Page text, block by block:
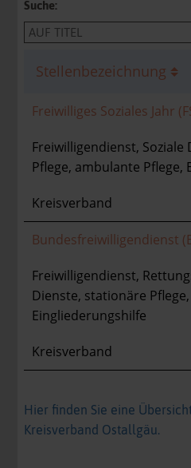
Suche:
Stellenbezeichnung
Freiwilliges Soziales Jahr
Freiwilligendienst,
Pflege, ambulante Pflege,
Kreisverband
Bundesfreiwilligendienst
Freiwilligendienst,
Dienste, stationäre
Eingliederungshilfe
Kreisverband
Hier finden Sie eine
Kreisverband Ostallgäu.